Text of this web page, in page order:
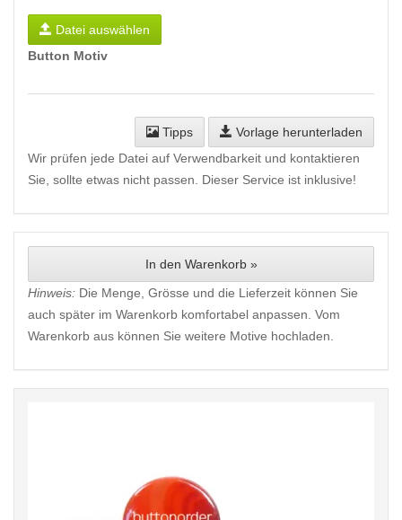
Datei auswählen
Button Motiv
Tipps
Vorlage herunterladen
Wir prüfen jede Datei auf Verwendbarkeit und kontaktieren
Sie, sollte etwas nicht passen. Dieser Service ist inklusive!
In den Warenkorb »
Hinweis: Die Menge, Grösse und die Lieferzeit können Sie
auch später im Warenkorb komfortabel anpassen. Vom
Warenkorb aus können Sie weitere Motive hochladen.